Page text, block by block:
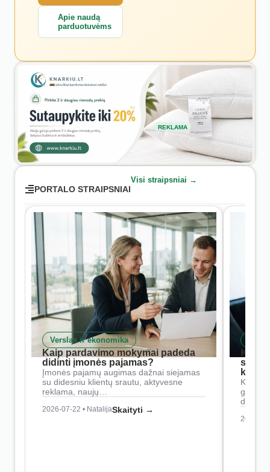
Apie naudą
parduotuvėms
REKLAMA
PORTALO STRAIPSNIAI
Visi straipsniai →
Verslas ir ekonomika
Kaip pardavimo mokymai padeda
didinti įmonės pajamas?
Įmonės pajamų augimas dažnai siejamas
su didesniu klientų srautu, aktyvesne
reklama, naujų…
2026-07-22 • NatalijaSkaityti →
Kaip
2026-